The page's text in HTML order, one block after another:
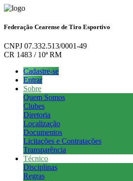
Federação Cearense de Tiro Esportivo
CNPJ 07.332.513/0001-49
CR 1483 / 10ª RM
Cadastre-se
Entrar
Sobre
Quem Somos
Clubes
Diretoria
Localização
Documentos
Licitações e Contratações
Transparência
Técnico
Disciplinas
Regras